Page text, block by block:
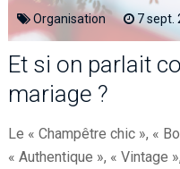
Organisation 7sept.
Et si on parlait
mariage ?
Le « Champêtre chic », «
« Authentique », « Vintage